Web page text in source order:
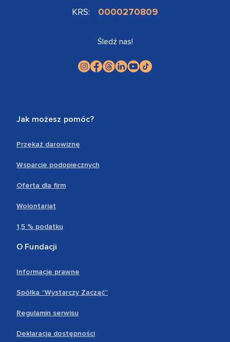
KRS: 0000270809
Śledź nas!
Jak możesz pomóc?
Przekaż darowiznę
Wsparcie podopiecznych
Oferta dla firm
Wolontariat
1,5 % podatku
O Fundacji
Informacje prawne
Spółka “Wystarczy Zacząć”
Regulamin serwisu
Deklaracja dostępności